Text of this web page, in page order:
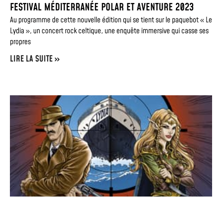
FESTIVAL MÉDITERRANÉE POLAR ET AVENTURE 2023
Au programme de cette nouvelle édition qui se tient sur le paquebot « Le
Lydia », un concert rock celtique, une enquête immersive qui casse ses
propres
LIRE LA SUITE »